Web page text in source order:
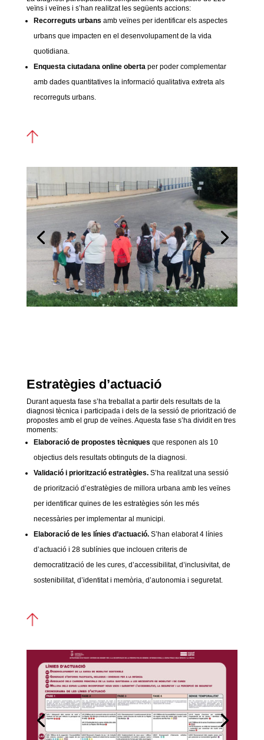
veïns i veïnes i s’han realitzat les següents accions:
Recorreguts urbans amb veïnes per identificar els aspectes
urbans que impacten en el desenvolupament de la vida
quotidiana.
Enquesta ciutadana online oberta per poder complementar
amb dades quantitatives la informació qualitativa extreta als
recorreguts urbans.
Estratègies d’actuació
Durant aquesta fase s’ha treballat a partir dels resultats de la
diagnosi tècnica i participada i dels de la sessió de priorització de
propostes amb el grup de veïnes. Aquesta fase s’ha dividit en tres
moments:
Elaboració de propostes tècniques que responen als 10
objectius dels resultats obtinguts de la diagnosi.
Validació i priorització estratègies.S’ha realitzat una sessió
de priorització d’estratègies de millora urbana amb les veïnes
per identificar quines de les estratègies són les més
necessàries per implementar al municipi.
Elaboració de les línies d’actuació. S’han elaborat 4 línies
d’actuació i 28 sublínies que inclouen criteris de
democratització de les cures, d’accessibilitat, d’inclusivitat, de
sostenibilitat, d’identitat i memòria, d’autonomia i seguretat.